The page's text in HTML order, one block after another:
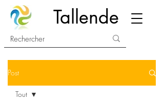
Tallende
Post
Tout